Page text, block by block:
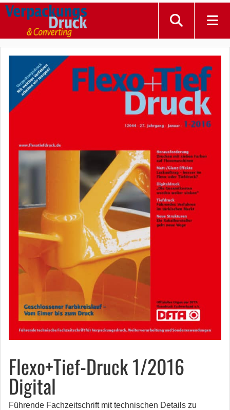
Flexo+Tief-Druck 1/2016
Digital
Führende Fachzeitschrift mit technischen Details zu